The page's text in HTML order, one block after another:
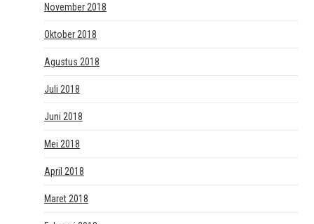
November 2018
Oktober 2018
Agustus 2018
Juli 2018
Juni 2018
Mei 2018
April 2018
Maret 2018